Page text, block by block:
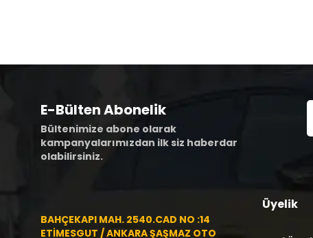
E-Bülten Abonelik
Bültenimize abone olarak
kampanyalarımızdan ilk siz haberdar
olabilirsiniz.
BAHÇEKAPI MAH. 2540.CAD NO :14
ETİMESGUT / ANKARA ŞAŞMAZ OTO
Üyelik